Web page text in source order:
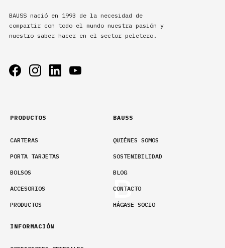
BAUSS nació en 1993 de la necesidad de
compartir con todo el mundo nuestra pasión y
nuestro saber hacer en el sector peletero.
PRODUCTOS
CARTERAS
PORTA TARJETAS
BOLSOS
ACCESORIOS
PRODUCTOS
BAUSS
QUIÉNES SOMOS
SOSTENIBILIDAD
BLOG
CONTACTO
HÁGASE SOCIO
INFORMACIÓN